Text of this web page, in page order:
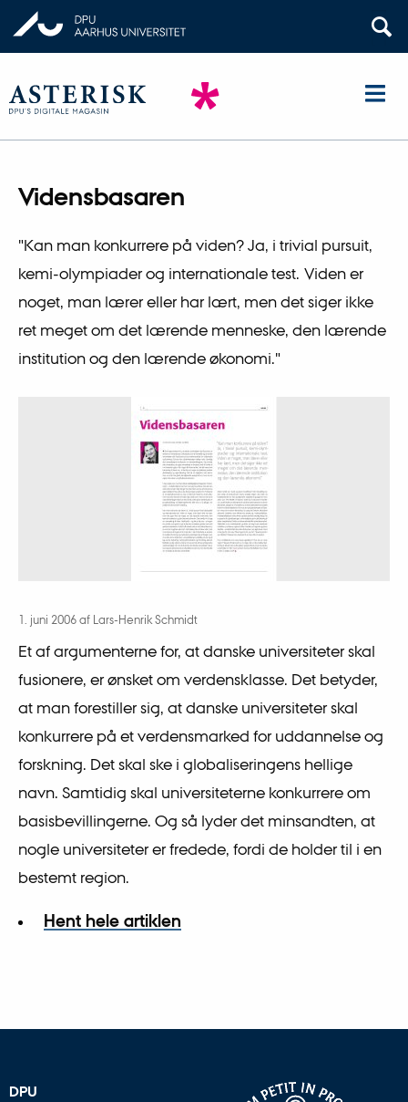
Vidensbasaren
"Kan man konkurrere på viden? Ja, i trivial pursuit,
kemi-olympiader og internationale test. Viden er
noget, man lærer eller har lært, men det siger ikke
ret meget om det lærende menneske, den lærende
institution og den lærende økonomi."
1. juni 2006 af Lars-Henrik Schmidt
Et af argumenterne for, at danske universiteter skal
fusionere, er ønsket om verdensklasse. Det betyder,
at man forestiller sig, at danske universiteter skal
konkurrere på et verdensmarked for uddannelse og
forskning. Det skal ske i globaliseringens hellige
navn. Samtidig skal universiteterne konkurrere om
basisbevillingerne. Og så lyder det minsandten, at
nogle universiteter er fredede, fordi de holder til i en
bestemt region.
Hent hele artiklen
DPU